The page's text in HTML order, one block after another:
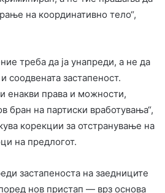
на координативно тело“,
треба да ја унапреди, а не да
соодвената застапеност.
енакви права и можности,
бран на партиски вработувања“,
корекции за отстранување на
на предлогот.
застапеноста на заедниците
нов пристап — врз основа